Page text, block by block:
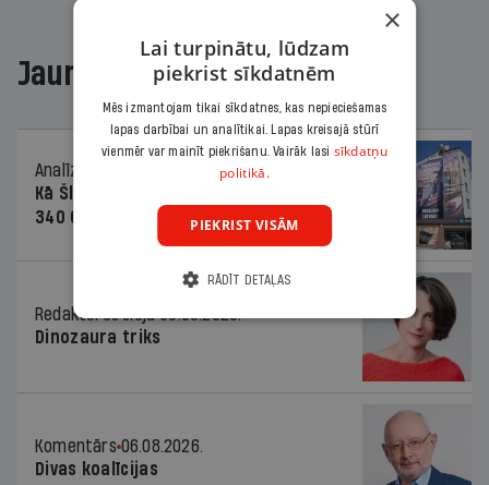
Jaunākajā žurnālā
Analīze
Kā Šlesera partija palika nesodīta par
340 000 vērtu reklāmas kampaņu
Redaktores sleja 06.08.2026.
Dinozaura triks
Komentārs 06.08.2026.
Divas koalīcijas
×
Lai turpinātu, lūdzam
piekrist sīkdatnēm
Mēs izmantojam tikai sīkdatnes, kas nepieciešamas
lapas darbībai un analītikai. Lapas kreisajā stūrī
vienmēr var mainīt piekrišanu. Vairāk lasi sīkdatņu
politikā.
PIEKRIST VISĀM
RĀDĪT DETAĻAS